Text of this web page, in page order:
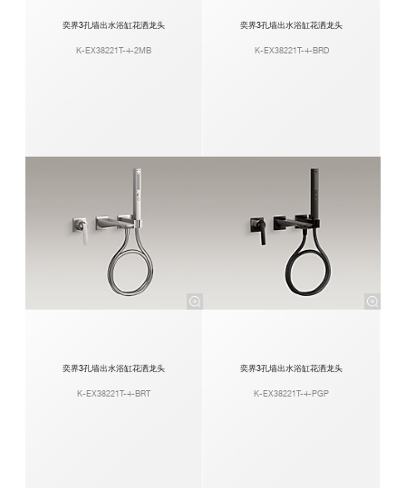
奕界3孔墙出水浴缸花洒龙头
K-EX38221T-4-2MB
奕界3孔墙出水浴缸花洒龙头
K-EX38221T-4-BRD
奕界3孔墙出水浴缸花洒龙头
K-EX38221T-4-BRT
奕界3孔墙出水浴缸花洒龙头
K-EX38221T-4-PGP